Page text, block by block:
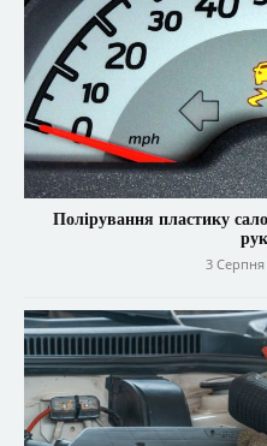
Полірування пластику
3 Серпня